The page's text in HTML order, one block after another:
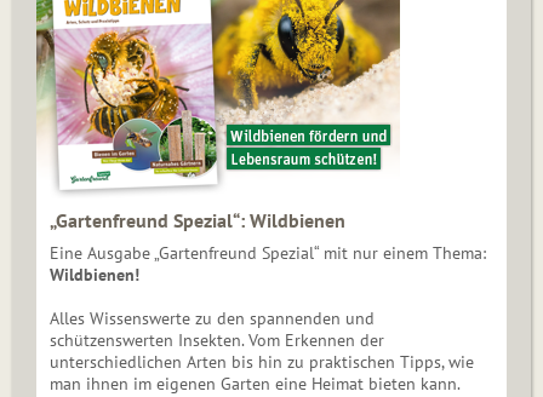
„Gartenfreund Spezial“: Wildbienen
Eine Ausgabe „Gartenfreund Spezial“ mit nur einem Thema:
Wildbienen!
Alles Wissenswerte zu den spannenden und
schützenswerten Insekten. Vom Erkennen der
unterschiedlichen Arten bis hin zu praktischen Tipps, wie
man ihnen im eigenen Garten eine Heimat bieten kann.